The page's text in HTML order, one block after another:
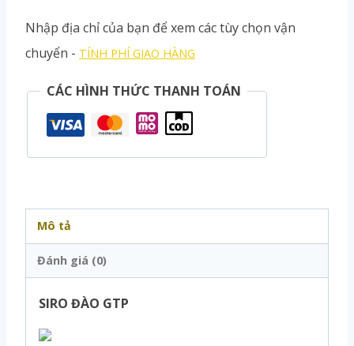
Nhập địa chỉ của bạn để xem các tùy chọn vận
chuyển - TÍNH PHÍ GIAO HÀNG
CÁC HÌNH THỨC THANH TOÁN
Mô tả
Đánh giá (0)
SIRO ĐÀO GTP